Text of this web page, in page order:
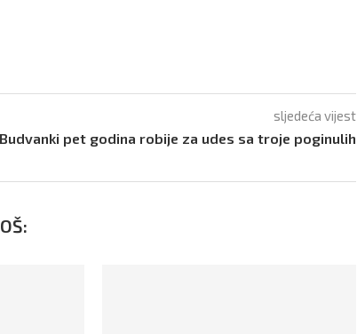
sljedeća vijest
Budvanki pet godina robije za udes sa troje poginulih